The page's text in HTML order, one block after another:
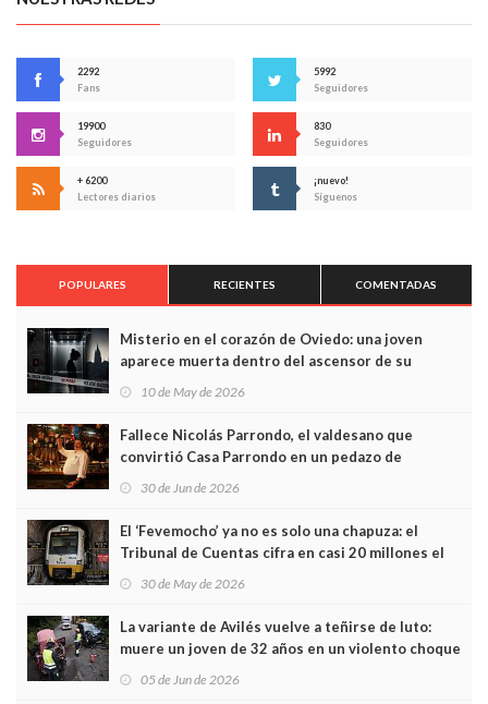
2292
Fans
5992
Seguidores
19900
Seguidores
830
Seguidores
+ 6200
Lectores diarios
¡nuevo!
Síguenos
POPULARES RECIENTES COMENTADAS
Misterio en el corazón de Oviedo: una joven
aparece muerta dentro del ascensor de su
10 de May de 2026
Fallece Nicolás Parrondo, el valdesano que
convirtió Casa Parrondo en un pedazo de
30 de Jun de 2026
El ‘Fevemocho’ ya no es solo una chapuza: el
Tribunal de Cuentas cifra en casi 20 millones el
30 de May de 2026
La variante de Avilés vuelve a teñirse de luto:
muere un joven de 32 años en un violento choque
05 de Jun de 2026